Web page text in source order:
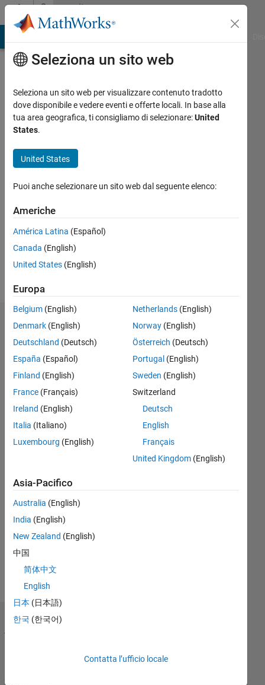
Vai al contenutoCommunity
Profile
Priyamvada
Shankar
Attivo
Badge
Priyamvada
Shankar's
MATLAB
AnswersTutto
22 Mar 2019
Guarda
tutto
Seleziona un sito web
Seleziona un sito web per visualizzare contenuto tradotto
dove disponibile e vedere eventi e offerte locali. In base alla
tua area geografica, ti consigliamo di selezionare:United
States.
United States
Puoi anche selezionare un sito web dal seguente elenco:
Americhe
América Latina (Español)
Canada (English)
United States (English)
Europa
Belgium (English)
Denmark (English)
Deutschland (Deutsch)
España (Español)
Finland (English)
France (Français)
Ireland (English)
Italia (Italiano)
Luxembourg (English)
Netherlands(English)
Norway(English)
Österreich (Deutsch)
Portugal (English)
Sweden (English)
Switzerland
Deutsch
English
Français
United Kingdom(English)
Asia-Pacifico
Australia (English)
India (English)
New Zealand (English)
中国
简体中文
English
日本 (日本語)
한국 (한국어)
Contatta l’ufficio locale
Centro di
fiducia